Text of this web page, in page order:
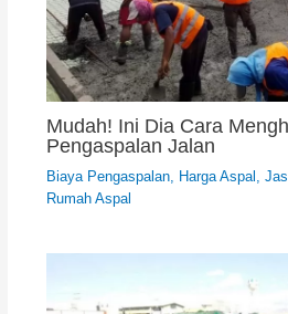
Mudah! Ini Dia Cara
Pengaspalan Jalan
Biaya Pengaspalan, Harga Aspal ,
Rumah Aspal